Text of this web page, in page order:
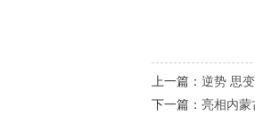
上一篇： 逆势 思
下一篇： 亮相内蒙